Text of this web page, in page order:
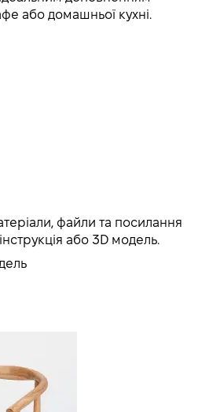
або домашньої кухні.
файли та посилання
або 3D модель.